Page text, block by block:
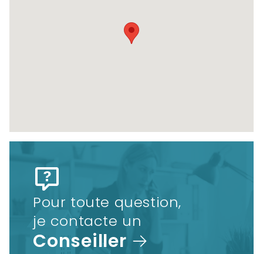
Pour toute question,
je contacte un
Conseiller